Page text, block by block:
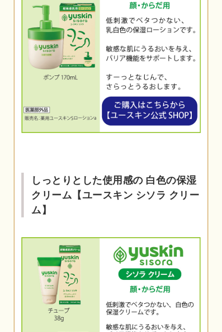
しっとりとした使用感の 白色の保湿
クリーム【ユースキン シソラ クリー
ム】